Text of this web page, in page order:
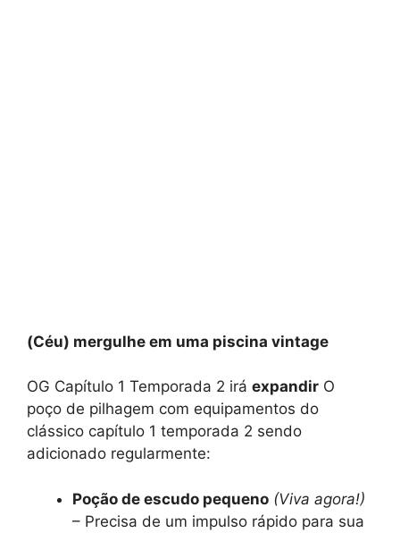
(Céu) mergulhe em uma piscina vintage
OG Capítulo 1 Temporada 2 irá expandir O
poço de pilhagem com equipamentos do
clássico capítulo 1 temporada 2 sendo
adicionado regularmente:
Poção de escudo pequeno (Viva agora!)
– Precisa de um impulso rápido para sua